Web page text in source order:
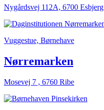
Nygårdsvej 112A, 6700 Esbjerg
Vuggestue, Børnehave
Nørremarken
Mosevej 7 , 6760 Ribe